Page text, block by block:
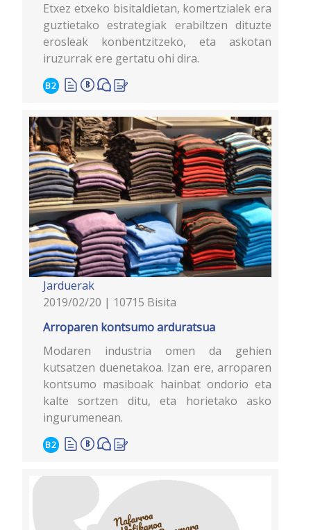
Etxez etxeko bisitaldietan, komertzialek era
guztietako estrategiak erabiltzen dituzte
erosleak konbentzitzeko, eta askotan
iruzurrak ere gertatu ohi dira.
B2
Jarduerak
2019/02/20 | 10715 Bisita
Arroparen kontsumo arduratsua
Modaren industria omen da gehien
kutsatzen duenetakoa. Izan ere, arroparen
kontsumo masiboak hainbat ondorio eta
kalte sortzen ditu, eta horietako asko
ingurumenean.
B2